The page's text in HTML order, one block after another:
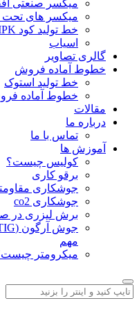
میکسر صنعتی
میکسر های تحت
خط تولید کود MPK – کود کمپوست – اوره فسفات
اسیاب
گالری تصاویر
خطوط آماده فروش
خط تولید استوک
خطوط آماده
مقالات
درباره ما
تماس با ما
آموزش ها
کولیس چیست؟
برقو کاری
جوشکاری
جوشکاری co2
برش لیزری در
مهم
میکرومتر